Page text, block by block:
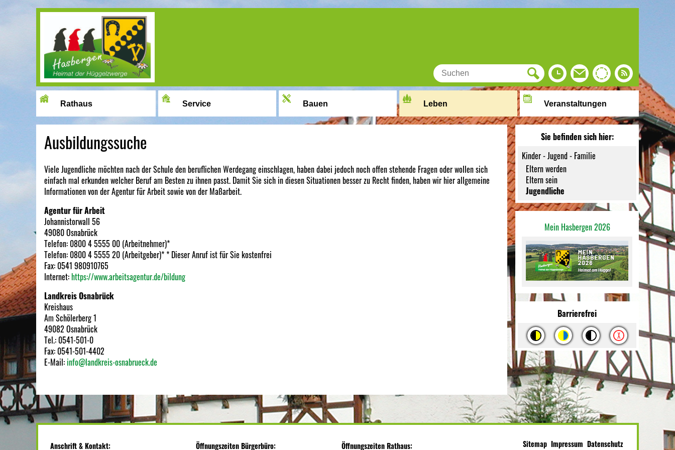
Rathaus Service Bauen Leben Veranstaltungen
Ausbildungssuche
Viele Jugendliche möchten nach der Schule den beruflichen Werdegang einschlagen, haben dabei jedoch noch offen stehende Fragen oder wollen sich
einfach mal erkunden welcher Beruf am Besten zu ihnen passt. Damit Sie sich in diesen Situationen besser zu Recht finden, haben wir hier allgemeine
Informationen von der Agentur für Arbeit sowie von der Maßarbeit.
Agentur für Arbeit
Johannistorwall 56
49080 Osnabrück
Telefon: 0800 4 5555 00 (Arbeitnehmer)*
Telefon: 0800 4 5555 20 (Arbeitgeber)* * Dieser Anruf ist für Sie kostenfrei
Fax: 0541 980910765
Internet:https://www.arbeitsagentur.de/bildung
Landkreis Osnabrück
Kreishaus
Am Schölerberg 1
49082 Osnabrück
Tel.: 0541-501-0
Fax: 0541-501-4402
E-Mail: info@landkreis-osnabrueck.de
Sie befinden sich hier:
Kinder - Jugend - Familie
Eltern werden
Eltern sein
Jugendliche
Mein Hasbergen 2026
Barrierefrei
Anschrift & Kontakt: Öffnungszeiten Bürgerbüro: Öffnungszeiten Rathaus: Sitemap Impressum Datenschutz